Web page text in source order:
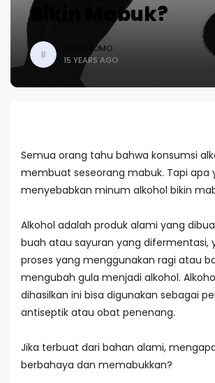
Bikin Mabuk?
B
BUDI UTOMO
15 YEARS AGO
Semua orang tahu bahwa konsumsi
membuat seseorang mabuk. Tapi apa
menyebabkan minum alkohol bikin
Alkohol adalah produk alami yang
buah atau sayuran yang difermentasi,
proses yang menggunakan ragi atau
mengubah gula menjadi alkohol.
dihasilkan ini bisa digunakan sebagai
antiseptik atau obat penenang.
Jika terbuat dari bahan alami,
berbahaya dan memabukkan?